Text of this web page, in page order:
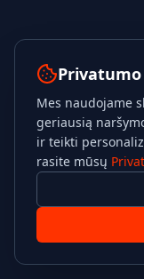
Mes naudojame
geriausią
ir teikti
rasite mūsų